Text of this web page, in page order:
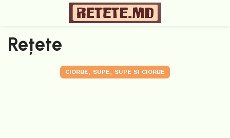
Rețete
CIORBE, SUPE, SUPE SI CIORBE